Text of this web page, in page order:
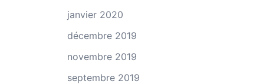
janvier 2020
décembre 2019
novembre 2019
septembre 2019